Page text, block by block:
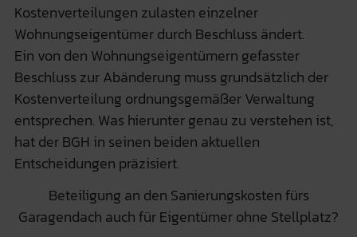
Kostenverteilungen zulasten einzelner
Wohnungseigentümer durch Beschluss ändert.
Ein von den Wohnungseigentümern gefasster
Beschluss zur Abänderung muss grundsätzlich der
Kostenverteilung ordnungsgemäßer Verwaltung
entsprechen. Was hierunter genau zu verstehen ist,
hat der BGH in seinen beiden aktuellen
Entscheidungen präzisiert.
Beteiligung an den Sanierungskosten fürs
Garagendach auch für Eigentümer ohne Stellplatz?